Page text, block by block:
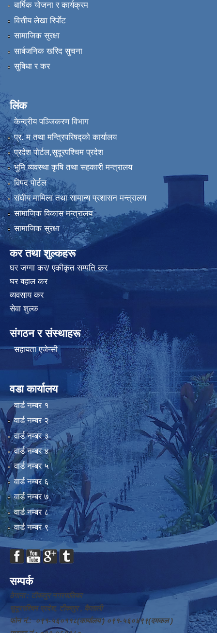
बार्षिक योजना र कार्यक्रम
वित्तीय लेखा रिर्पाेट
सामाजिक सुरक्षा
सार्बजनिक खरिद सुचना
सुबिधा र कर
लिंक
केन्द्रीय पञ्जिकरण विभाग
प्र. म तथा मन्त्रिपरिषद्को कार्यालय
प्रदेश पाेर्टल,सुदूरपश्चिम प्रदेश
भुमि व्यवस्था कृषि तथा सहकारी मन्त्रालय
विपद पोर्टल
संघीय मामिला तथा सामान्य प्रशासन मन्त्रालय
सामाजिक विकास मन्त्रालय
सामाजिक सुरक्षा
कर तथा शुल्कहरू
घर जग्गा कर/ एकीकृत सम्पति कर
घर बहाल कर
व्यवसाय कर
सेवा शुल्क
संगठन र संस्थाहरू
सहायता एजेन्सी
वडा कार्यालय
वार्ड न‌म्बर १
वार्ड न‌म्बर २
वार्ड न‌म्बर ३
वार्ड न‌म्बर ४
वार्ड न‌म्बर ५
वार्ड न‌म्बर ६
वार्ड न‌म्बर ७
वार्ड न‌म्बर ८
वार्ड न‌म्बर ९
सम्पर्क
ठेगाना : टीकापुर नगरपालिका
सुदूरपश्चिम प्रदेश, टीकापुर , कैलाली
फोन नं.: ०९१-५६०११८(कार्यालय ) ०९१-५६०४९९(दमकल )